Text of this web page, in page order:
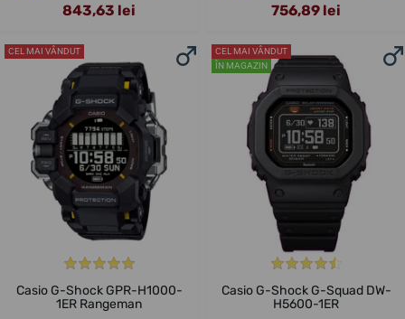
843,63 lei 756,89 lei
CEL MAI VÂNDUT
Casio G-Shock GPR-H1000-
1ER Rangeman
CEL MAI VÂNDUT
ÎN MAGAZIN
Casio G-Shock G-Squad DW-
H5600-1ER